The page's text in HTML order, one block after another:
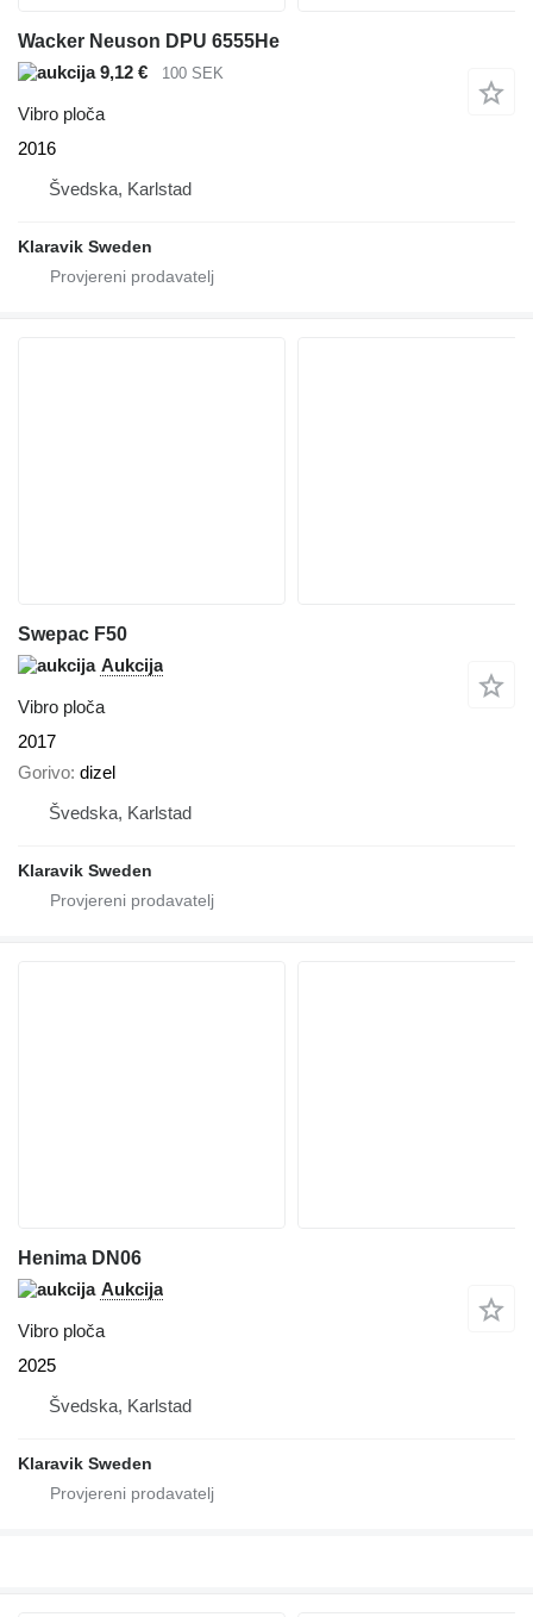
Wacker Neuson DPU 6555He
9,12 €
100 SEK
Vibro ploča
2016
Švedska, Karlstad
Klaravik Sweden
Swepac F50
Aukcija
Vibro ploča
2017
Gorivo dizel
Švedska, Karlstad
Klaravik Sweden
Henima DN06
Aukcija
Vibro ploča
2025
Švedska, Karlstad
Klaravik Sweden